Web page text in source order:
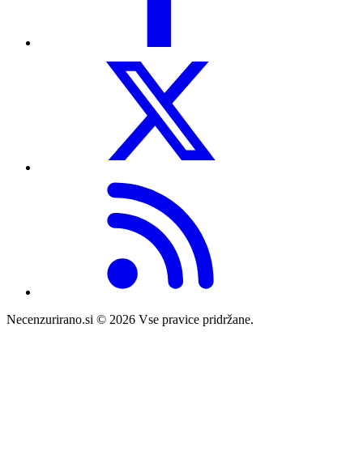
Necenzurirano.si © 2026 Vse pravice pridržane.